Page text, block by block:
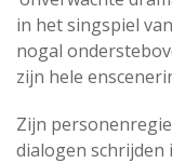
in het singspiel
nogal
zijn hele
Zijn
dialogen schrijden